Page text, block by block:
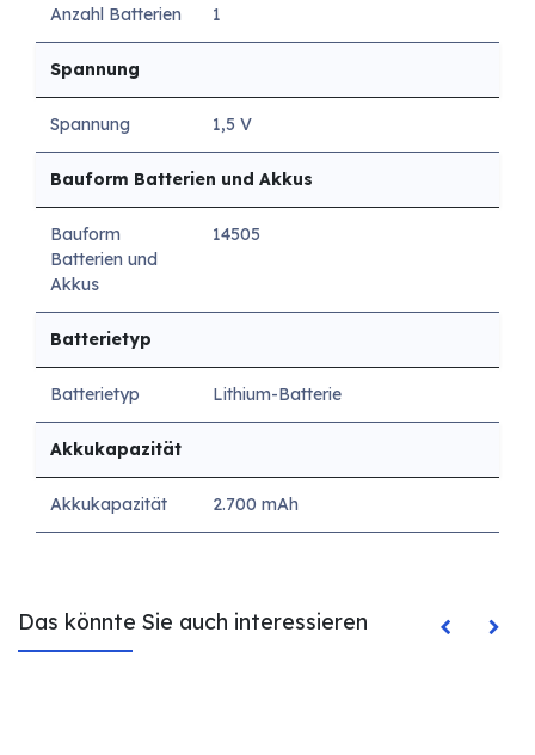
Anzahl Batterien 1
Spannung
Spannung 1,5 V
Bauform Batterien und Akkus
Bauform
Batterien und
Akkus
14505
Batterietyp
Batterietyp Lithium-Batterie
Akkukapazität
Akkukapazität 2.700 mAh
Das könnte Sie auch interessieren